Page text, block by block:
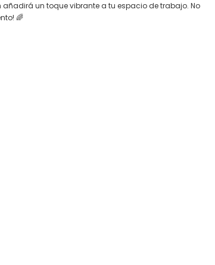
un toque vibrante a tu espacio de trabajo. No
🌈